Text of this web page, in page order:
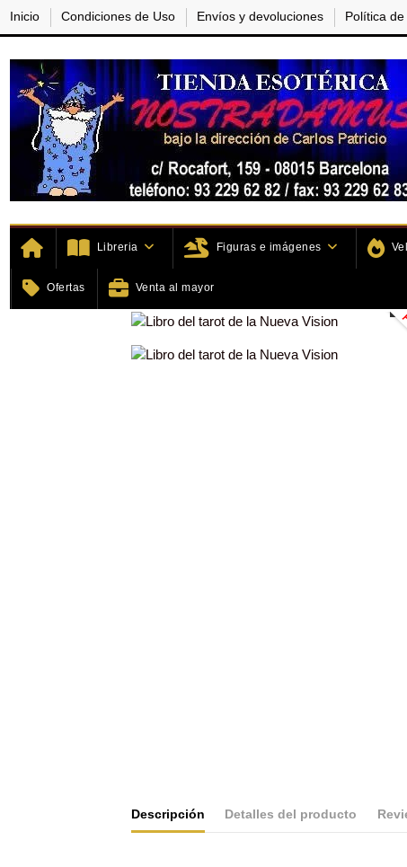
Inicio Condiciones de Uso Envíos y devoluciones Política
Libreria Figuras e imágenes
Ofertas Venta al mayor
Descripción Detalles del producto